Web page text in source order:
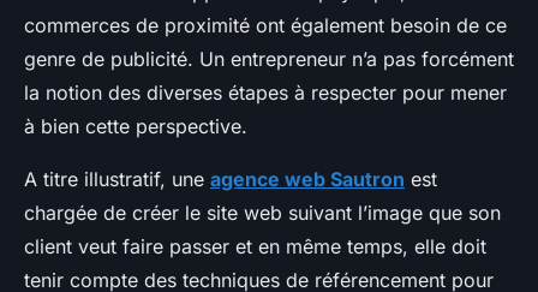
commerces de proximité ont également besoin de ce
genre de publicité. Un entrepreneur n’a pas forcément
la notion des diverses étapes à respecter pour mener
à bien cette perspective.
A titre illustratif, une agence web Sautron est
chargée de créer le site web suivant l’image que son
client veut faire passer et en même temps, elle doit
tenir compte des techniques de référencement pour